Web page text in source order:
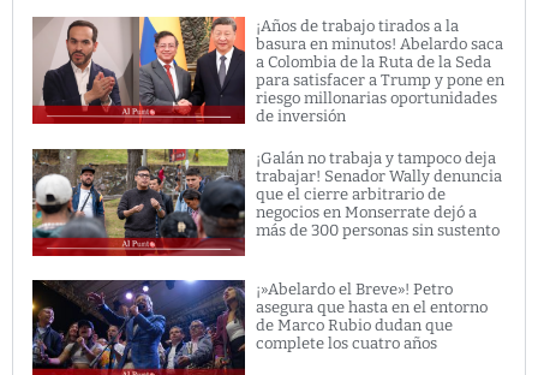
¡Años de trabajo tirados a la
basura en minutos! Abelardo saca
a Colombia de la Ruta de la Seda
para satisfacer a Trump y pone en
riesgo millonarias oportunidades
de inversión
¡Galán no trabaja y tampoco deja
trabajar! Senador Wally denuncia
que el cierre arbitrario de
negocios en Monserrate dejó a
más de 300 personas sin sustento
¡»Abelardo el Breve»! Petro
asegura que hasta en el entorno
de Marco Rubio dudan que
complete los cuatro años